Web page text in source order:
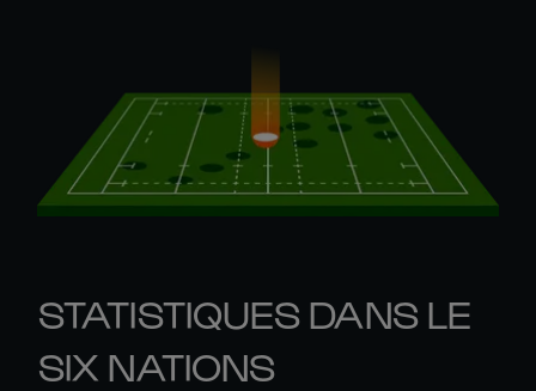
STATISTIQUES DANS LE
SIX NATIONS